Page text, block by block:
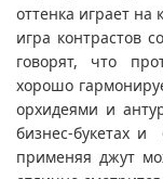
оттенка играет
игра контрастов
говорят, что
хорошо
орхидеями и
бизнес-букетах и
применяя джут